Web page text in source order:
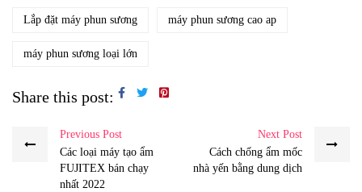
Lắp đặt máy phun sương máy phun sương cao ap
máy phun sương loại lớn
Share this post:
Previous Post
Các loại máy tạo ẩm
FUJITEX bán chạy
nhất 2022
Next Post
Cách chống ẩm mốc
nhà yến bằng dung dịch